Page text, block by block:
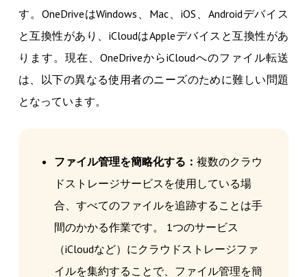
す。OneDriveはWindows、Mac、iOS、Androidデバイス
と互換性があり、iCloudはAppleデバイスと互換性があ
ります。現在、OneDriveからiCloudへのファイル転送
は、以下の異なる使用者のニーズのために難しい問題
となっています。
ファイル管理を簡略化する： 複数のクラウ
ドストレージサービスを使用している場
合、すべてのファイルを追跡することは手
間のかかる作業です。 1つのサービス
（iCloudなど）にクラウドストレージファ
イルを集約することで、ファイル管理を簡